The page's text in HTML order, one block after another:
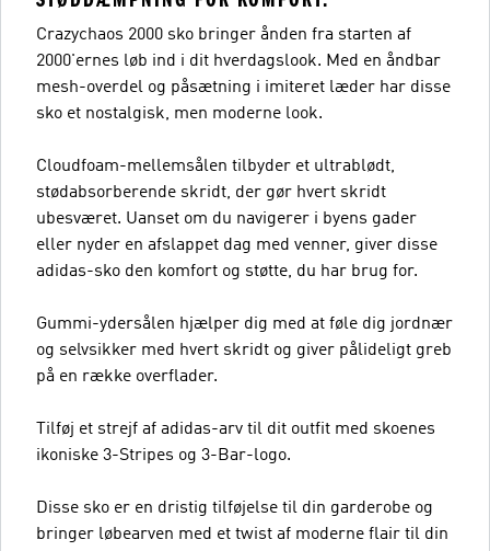
Crazychaos 2000 sko bringer ånden fra starten af
2000'ernes løb ind i dit hverdagslook. Med en åndbar
mesh-overdel og påsætning i imiteret læder har disse
sko et nostalgisk, men moderne look.
Cloudfoam-mellemsålen tilbyder et ultrablødt,
stødabsorberende skridt, der gør hvert skridt
ubesværet. Uanset om du navigerer i byens gader
eller nyder en afslappet dag med venner, giver disse
adidas-sko den komfort og støtte, du har brug for.
Gummi-ydersålen hjælper dig med at føle dig jordnær
og selvsikker med hvert skridt og giver pålideligt greb
på en række overflader.
Tilføj et strejf af adidas-arv til dit outfit med skoenes
ikoniske 3-Stripes og 3-Bar-logo.
Disse sko er en dristig tilføjelse til din garderobe og
bringer løbearven med et twist af moderne flair til din